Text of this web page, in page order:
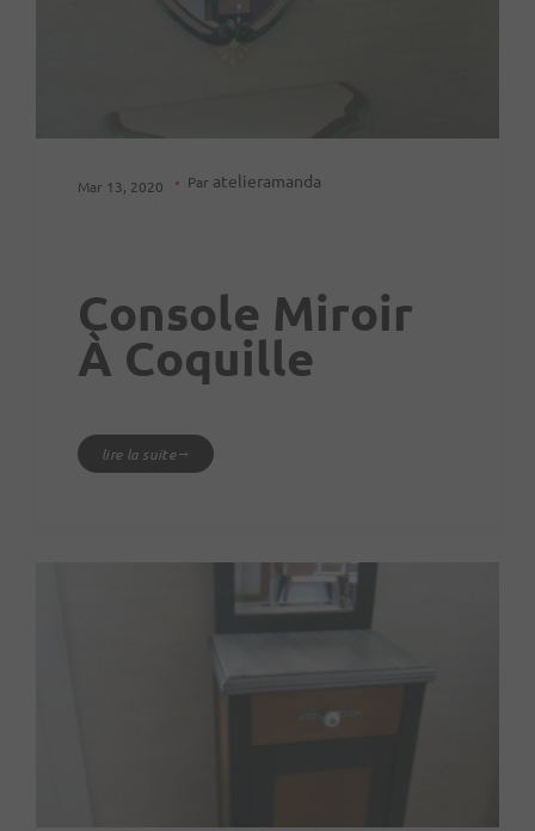
Mar 13, 2020 Par atelieramanda
Console Miroir
À Coquille
lire la suite